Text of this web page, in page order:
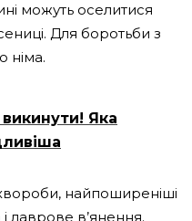
можуть оселитися
Для боротьби з
німа.
Яка
найпоширеніші
лаврове в’янення.